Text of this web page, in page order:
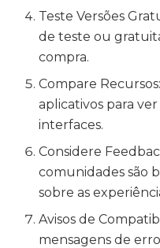
Teste Versões
de teste ou
compra.
Compare
aplicativos para
interfaces.
Considere
comunidades são
sobre as
Avisos de
mensagens de